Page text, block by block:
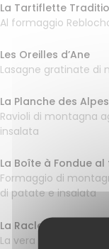
La Tartiflette
Al formaggio
Les Oreilles d’Ane
Lasagne gratinate di
La Planche des Alpes
Ravioli di montagna
insalata
La Boîte à Fondue
Formaggio di
di patate e insalata
La Raclette de
La vera Raclette